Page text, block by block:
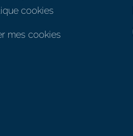
cookies
mes cookies